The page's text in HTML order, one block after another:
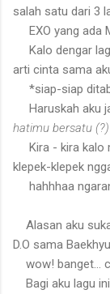
salah satu dari 3
EXO yang ada
Kalo dengar
arti cinta sama
*siap-siap
Haruskah aku
hatimu bersatu
Kira - kira kalo
klepek-klepek
hahhhaa
Alasan aku
D.O sama
wow! banget...
Bagi aku lagu